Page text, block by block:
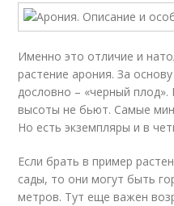
Именно это отличие и
растение арония. За
дословно – «черный
высоты не бьют. Самые
Но есть экземпляры и в
Если брать в пример
сады, то они могут быть
метров. Тут еще важен